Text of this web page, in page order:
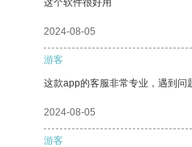
这个软件很好用
2024-08-05
游客
这款app的客服非常专业，遇到问
2024-08-05
游客